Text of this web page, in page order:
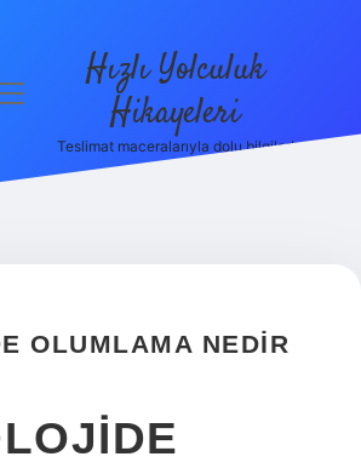
Hızlı Yolculuk
Hikayeleri
Teslimat maceralarıyla dolu bilgiler!
OLUMLAMA NEDIR